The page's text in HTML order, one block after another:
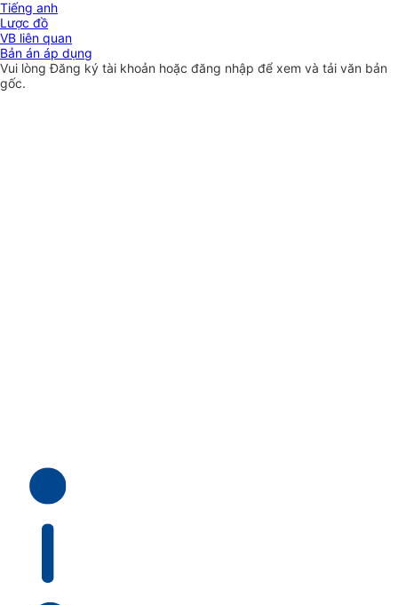
Tiếng anh
Lược đồ
VB liên quan
Bản án áp dụng
Vui lòngĐăng ký tài khoản hoặc đăng nhập để xem và tải văn bản
gốc.